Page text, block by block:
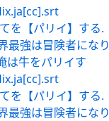
を【パリイ】する.
最強は冒険者になり
は牛をパリイす
を【パリイ】する.
最強は冒険者になり